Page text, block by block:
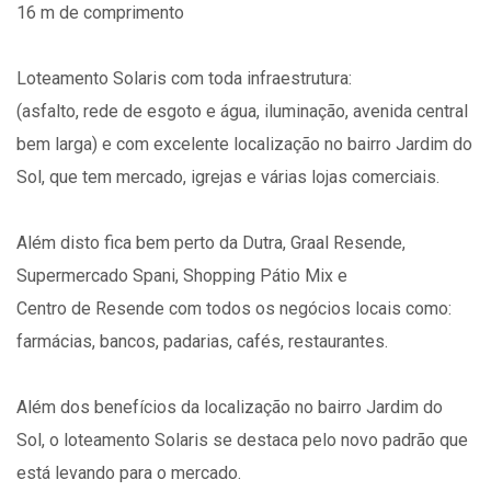
16 m de comprimento
Loteamento Solaris com toda infraestrutura:
(asfalto, rede de esgoto e água, iluminação, avenida central
bem larga) e com excelente localização no bairro Jardim do
Sol, que tem mercado, igrejas e várias lojas comerciais.
Além disto fica bem perto da Dutra, Graal Resende,
Supermercado Spani, Shopping Pátio Mix e
Centro de Resende com todos os negócios locais como:
farmácias, bancos, padarias, cafés, restaurantes.
Além dos benefícios da localização no bairro Jardim do
Sol, o loteamento Solaris se destaca pelo novo padrão que
está levando para o mercado.